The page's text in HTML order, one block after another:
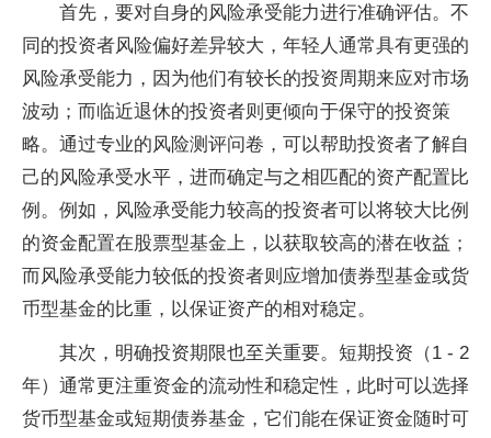
首先，要对自身的风险承受能力进行准确评估。不
同的投资者风险偏好差异较大，年轻人通常具有更强的
风险承受能力，因为他们有较长的投资周期来应对市场
波动；而临近退休的投资者则更倾向于保守的投资策
略。通过专业的风险测评问卷，可以帮助投资者了解自
己的风险承受水平，进而确定与之相匹配的资产配置比
例。例如，风险承受能力较高的投资者可以将较大比例
的资金配置在股票型基金上，以获取较高的潜在收益；
而风险承受能力较低的投资者则应增加债券型基金或货
币型基金的比重，以保证资产的相对稳定。
其次，明确投资期限也至关重要。短期投资（1 - 2
年）通常更注重资金的流动性和稳定性，此时可以选择
货币型基金或短期债券基金，它们能在保证资金随时可